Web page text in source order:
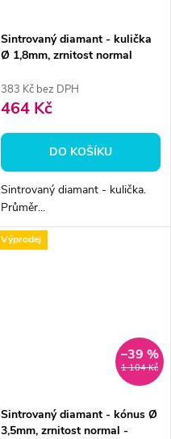
Sintrovaný diamant - kulička
Ø 1,8mm, zrnitost normal
383 Kč bez DPH
464 Kč
DO KOŠÍKU
Sintrovaný diamant - kulička.
Průměr...
Výprodej
1 104 Kč
–39 %
Sintrovaný diamant - kónus Ø
3,5mm, zrnitost normal -